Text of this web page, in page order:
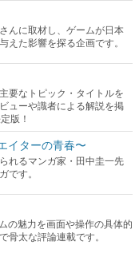
んに取材し、ゲームが日本
えた影響を探る企画です。
要なトピック・タイトルを
ューや識者による解説を掲
版！
イターの青春〜
れるマンガ家・田中圭一先
です。
の魅力を画面や操作の具体的
骨太な評論連載です。